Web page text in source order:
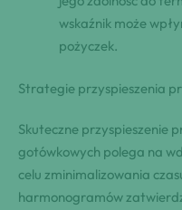
wskaźnik może
pożyczek.
Strategie przyspieszenia
Skuteczne przyspieszenie
gotówkowych polega na
celu zminimalizowania
harmonogramów